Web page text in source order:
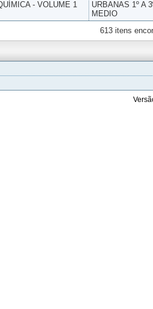
- VOLUME 1
URBANAS 1º A
MEDIO
613 itens